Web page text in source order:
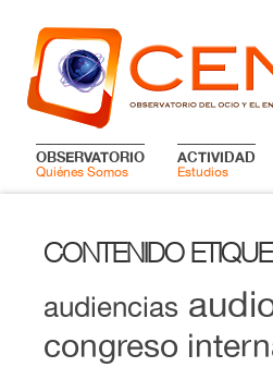
OBSERVATORIO
Quiénes Somos
ACTIVIDAD
Estudios
CONTENIDO
audiencias
congreso